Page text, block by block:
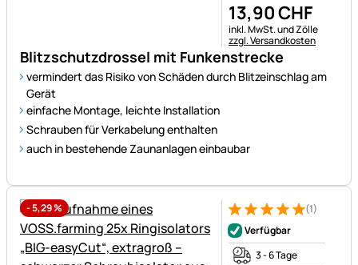
Blitzschutzdrossel mit Funkenstrecke
vermindert das Risiko von Schäden durch Blitzeinschlag am
Gerät
einfache Montage, leichte Installation
Schrauben für Verkabelung enthalten
auch in bestehende Zaunanlagen einbaubar
13,90CHF
Steuerhinweis:
inkl. MwSt. und Zölle
zzgl. Versandkosten
-5,29% Bewertung: 5 von 5 (1
1 Bewertung
(1)
Verfügbar
3 - 6 Tage